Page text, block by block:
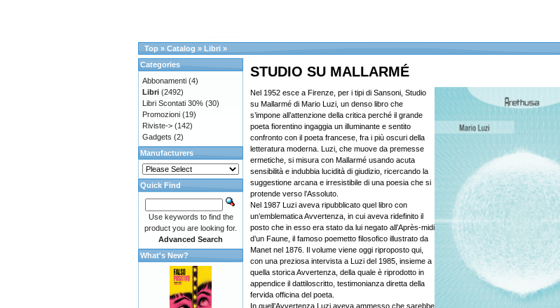
Top » Catalog » Libri »
STUDIO SU MALLARMÉ
Nel 1952 esce a Firenze, per i tipi di Sansoni, Studio
su Mallarmé di Mario Luzi, un denso libro che
s’impone all’attenzione della critica perché il grande
poeta fiorentino ingaggia un illuminante e sentito
confronto con il poeta francese, fra i più oscuri della
letteratura moderna. Luzi, che muove da premesse
ermetiche, si misura con Mallarmé usando acuta
sensibilità e indubbia lucidità di giudizio, ricercando la
suggestione arcana e irresistibile di una poesia che si
protende verso l’Assoluto.
Nel 1987 Luzi aveva ripubblicato quel libro con
un’emblematica Avvertenza, in cui aveva ridefinito il
posto che in esso era stato da lui negato all’Après-midi
d’un Faune, il famoso poemetto filosofico illustrato da
Manet nel 1876. Il volume viene oggi riproposto qui,
con una preziosa intervista a Luzi del 1985, insieme a
quella storica Avvertenza, della quale è riprodotto in
appendice il dattiloscritto, testimonianza diretta della
fervida officina del poeta.
In quell’Avvertenza Luzi aveva ammesso che sarebbe
Categories
Abbonamenti (4)
Libri (2492)
Libri Scontati 30% (30)
Promozioni (19)
Riviste-> (142)
Gadgets (2)
Manufacturers
Quick Find
Use keywords to find the
product you are looking for.
Advanced Search
What's New?